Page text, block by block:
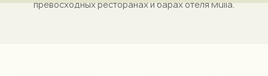
превосходных ресторанах и барах отеля Mulia.